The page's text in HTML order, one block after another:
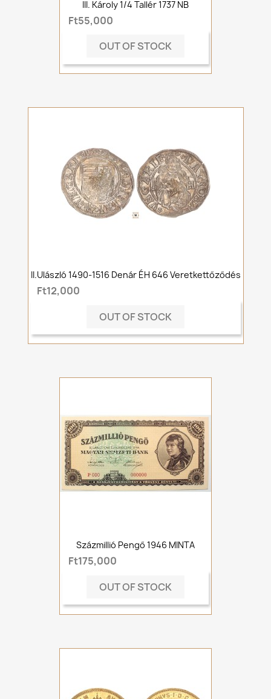
III. Károly 1/4 Tallér 1737 NB
Ft55,000
OUT OF STOCK
II.Ulászló 1490-1516 Denár ÉH 646 Veretkettőződés
Ft12,000
OUT OF STOCK
Százmillió Pengő 1946 MINTA
Ft175,000
OUT OF STOCK